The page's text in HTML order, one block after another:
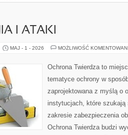
I ATAKI
MAJ - 1 - 2026 MOŻLIWOŚĆ
Ochrona Twierdza to
tematyce ochrony w
zaprojektowana z myślą o
instytucjach, które szukają
zakresie zabezpieczenia
Ochrona Twierdza budzi